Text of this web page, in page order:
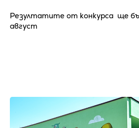
Резултатите от конкурса ще
август